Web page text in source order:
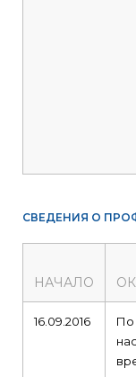
СВЕДЕНИЯ О
НАЧАЛО
16.09.2016
По